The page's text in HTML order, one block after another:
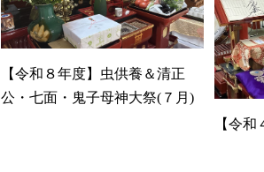
【令和８年度】虫供養＆清正
公・七面・鬼子母神大祭(７月)
【令